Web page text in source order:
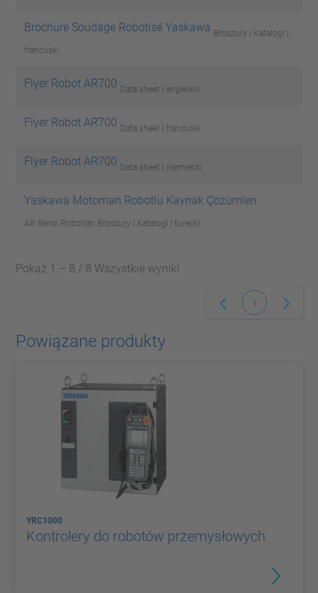
Brochure Soudage Robotisé Yaskawa Broszury i Katalogi |
francuski
Flyer Robot AR700 Data sheet | angielski
Flyer Robot AR700 Data sheet | francuski
Flyer Robot AR700 Data sheet | niemiecki
Yaskawa Motoman Robotlu Kaynak Çözümleri
AR Serisi Robotları Broszury i Katalogi | turecki
Pokaż 1 – 8 / 8 Wszystkie wyniki
1
Powiązane produkty
YRC1000
Kontrolery do robotów przemysłowych